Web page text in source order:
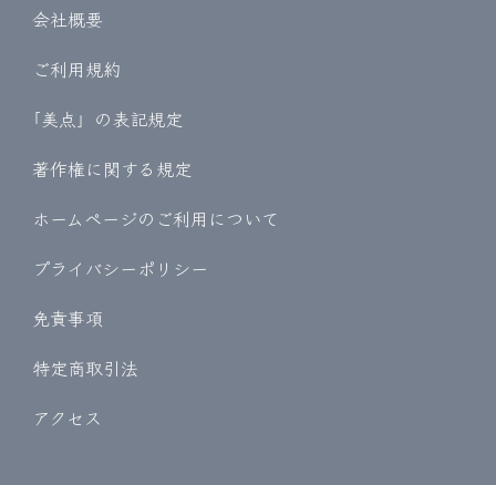
会社概要
ご利用規約
｢美点」の表記規定
著作権に関する規定
ホームページのご利用について
プライバシーポリシー
免責事項
特定商取引法
アクセス